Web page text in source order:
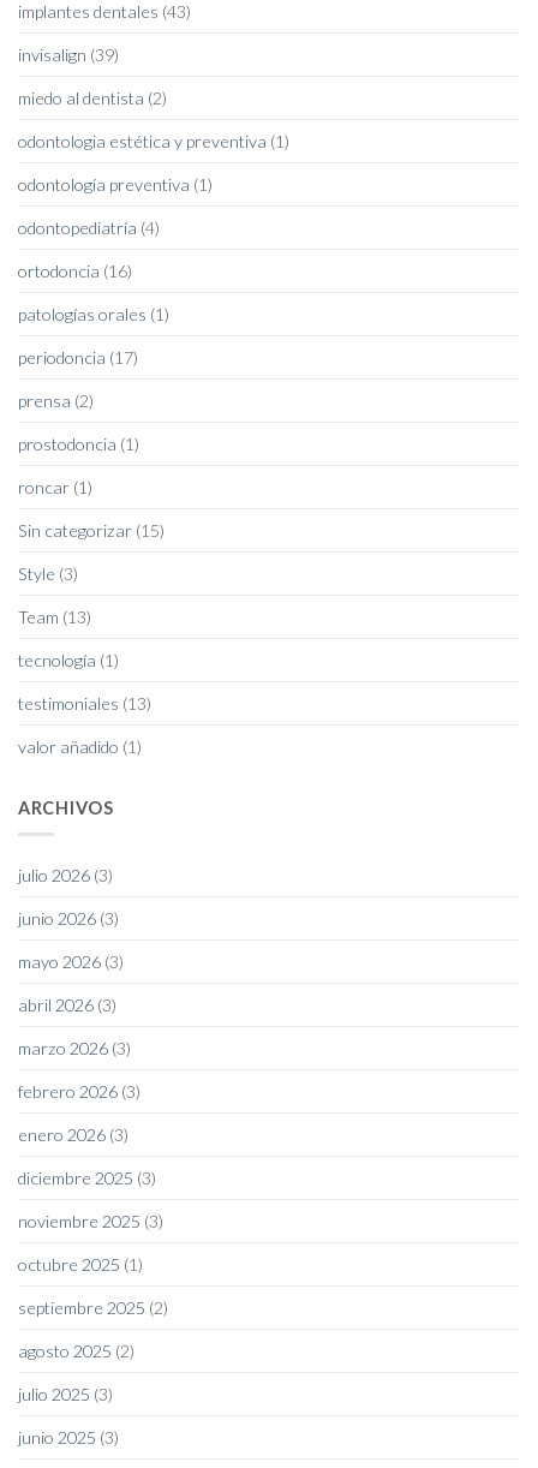
implantes dentales (43)
invisalign (39)
miedo al dentista (2)
odontologia estética y preventiva (1)
odontología preventiva (1)
odontopediatría (4)
ortodoncia (16)
patologías orales (1)
periodoncia (17)
prensa (2)
prostodoncia (1)
roncar (1)
Sin categorizar (15)
Style (3)
Team (13)
tecnología (1)
testimoniales (13)
valor añadido (1)
ARCHIVOS
julio 2026 (3)
junio 2026 (3)
mayo 2026 (3)
abril 2026 (3)
marzo 2026 (3)
febrero 2026 (3)
enero 2026 (3)
diciembre 2025 (3)
noviembre 2025 (3)
octubre 2025 (1)
septiembre 2025 (2)
agosto 2025 (2)
julio 2025 (3)
junio 2025 (3)